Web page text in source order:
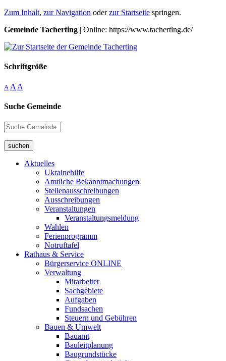
Zum Inhalt, zur Navigation oderzur Startseite springen.
Gemeinde Tacherting | Online: https://www.tacherting.de/
Schriftgröße
A A A
Suche Gemeinde
suchen
Aktuelles
Ukrainehilfe
Amtliche Bekanntmachungen
Stellenausschreibungen
Ausschreibungen
Veranstaltungen
Veranstaltungsmeldung
Wahlen
Ferienprogramm
Notruftafel
Rathaus & Service
Bürgerservice ONLINE
Verwaltung
Mitarbeiter
Sachgebiete
Aufgaben
Fundsachen
Steuern und Gebühren
Bauen & Umwelt
Bauamt
Bauleitplanung
Baugrundstücke